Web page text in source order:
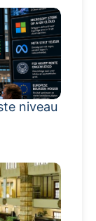
niveau